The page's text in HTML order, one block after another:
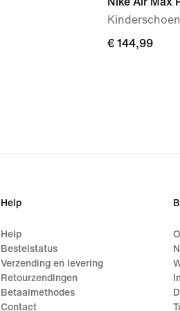
€ 144,99
€ 144,99
Help
Help
Bestelstatus
Verzending en levering
Retourzendingen
Betaalmethodes
Contact